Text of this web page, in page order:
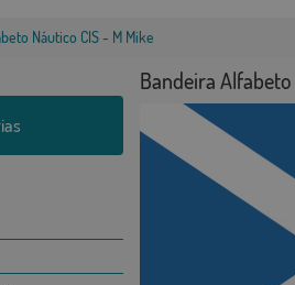
Náutico CIS - M Mike
Bandeira